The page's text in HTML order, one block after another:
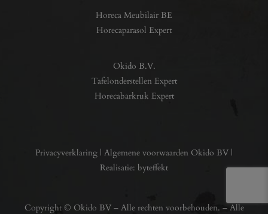
Horeca Meubilair BE
Horecaparasol Expert
Okido B.V.
Tafelonderstellen Expert
Horecabarkruk Expert
Privacyverklaring | Algemene voorwaarden Okido BV |
Realisatie: byteffekt
Copyright © Okido BV – Alle rechten voorbehouden. – Alle